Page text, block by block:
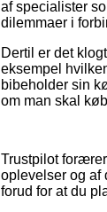
af specialister
dilemmaer i
Dertil er det
eksempel
bibeholder sin
om man skal
Trustpilot
oplevelser og af
forud for at du